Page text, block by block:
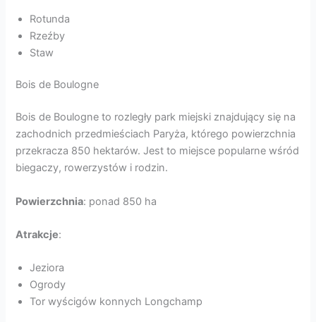
Rotunda
Rzeźby
Staw
Bois de Boulogne
Bois de Boulogne to rozległy park miejski znajdujący się na
zachodnich przedmieściach Paryża, którego powierzchnia
przekracza 850 hektarów. Jest to miejsce popularne wśród
biegaczy, rowerzystów i rodzin.
Powierzchnia: ponad 850 ha
Atrakcje:
Jeziora
Ogrody
Tor wyścigów konnych Longchamp